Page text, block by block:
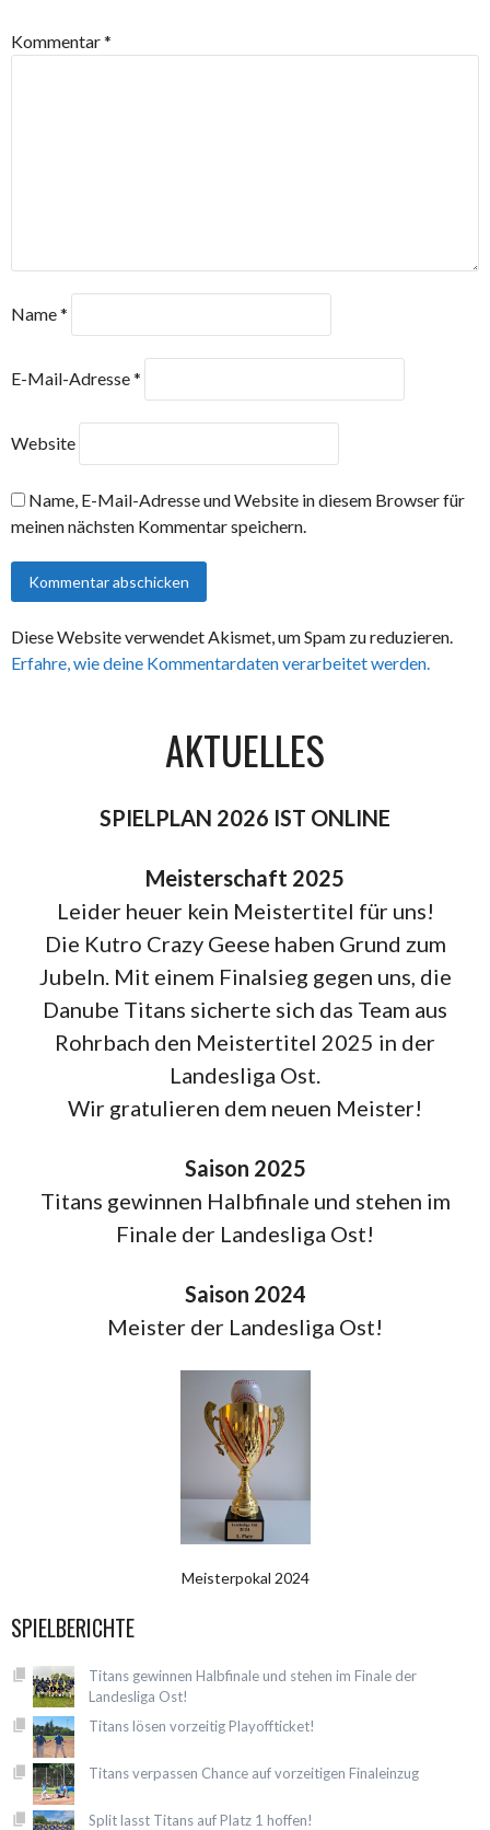
Kommentar*
Name*
E-Mail-Adresse*
Website
Name, E-Mail-Adresse und Website in diesem Browser für
meinen nächsten Kommentar speichern.
Diese Website verwendet Akismet, um Spam zu reduzieren.
Erfahre, wie deine Kommentardaten verarbeitet werden.
AKTUELLES
SPIELPLAN 2026 IST ONLINE
Meisterschaft 2025
Leider heuer kein Meistertitel für uns!
Die Kutro Crazy Geese haben Grund zum
Jubeln. Mit einem Finalsieg gegen uns, die
Danube Titans sicherte sich das Team aus
Rohrbach den Meistertitel 2025 in der
Landesliga Ost.
Wir gratulieren dem neuen Meister!
Saison 2025
Titans gewinnen Halbfinale und stehen im
Finale der Landesliga Ost!
Saison 2024
Meister der Landesliga Ost!
Meisterpokal 2024
SPIELBERICHTE
Titans gewinnen Halbfinale und stehen im Finale der
Landesliga Ost!
Titans lösen vorzeitig Playoffticket!
Titans verpassen Chance auf vorzeitigen Finaleinzug
Split lasst Titans auf Platz 1 hoffen!